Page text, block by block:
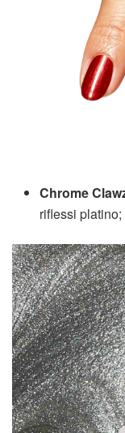
Chrome
riflessi platino;